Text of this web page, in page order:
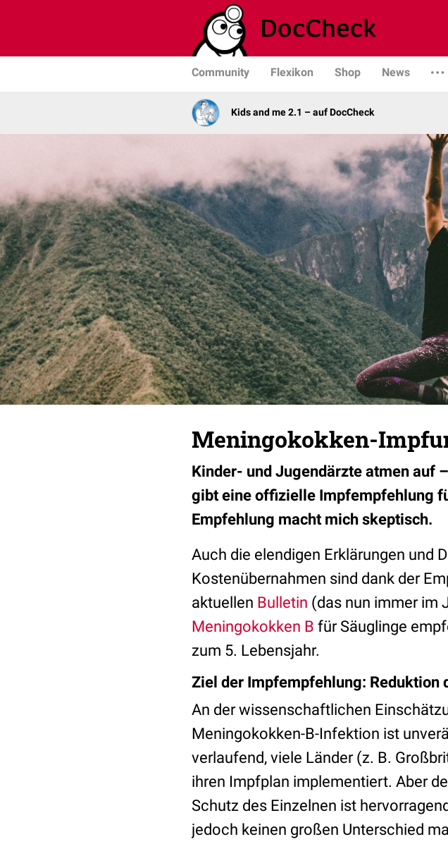
Community Flexikon Shop News
Kids and me 2.1 – auf DocCheck
Meningokokken-
Kinder- und Jugendärzte atmen auf
gibt eine offizielle Impfempfehlung
Empfehlung macht mich skeptisch.
Auch die elendigen Erklärungen und
Kostenübernahmen sind dank der
aktuellen Bulletin (das nun immer im
Meningokokken B für Säuglinge
zum 5. Lebensjahr.
Ziel der Impfempfehlung: Reduktion
An der wissenschaftlichen
Meningokokken-B-Infektion ist
verlaufend, viele Länder (z. B.
ihren Impfplan implementiert. Aber
Schutz des Einzelnen ist
jedoch keinen großen Unterschied